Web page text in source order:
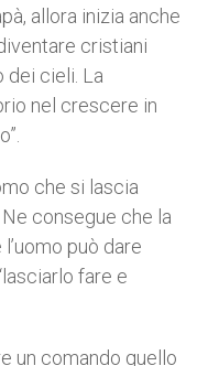
allora inizia anche
cristiani
dei cieli. La
nel crescere in
che si lascia
consegue che la
può dare
fare e
un comando quello